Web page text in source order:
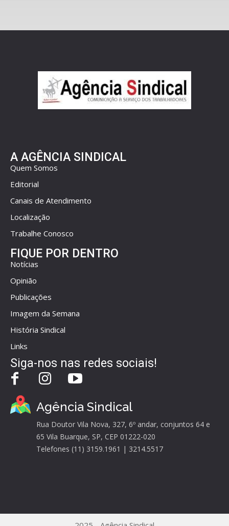
A AGÊNCIA SINDICAL
Quem Somos
Editorial
Canais de Atendimento
Localização
Trabalhe Conosco
FIQUE POR DENTRO
Notícias
Opinião
Publicações
Imagem da Semana
História Sindical
Links
Siga-nos nas redes sociais!
Agência Sindical
Rua Doutor Vila Nova, 327, 6º andar, conjuntos 64 e
65 Vila Buarque, SP, CEP 01222-020
Telefones (11) 3159.1961 | 3214.5517